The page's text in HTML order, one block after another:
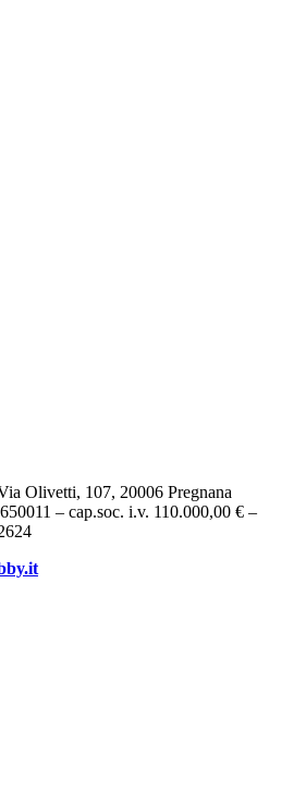
Olivetti, 107, 20006 Pregnana
– cap.soc. i.v. 110.000,00 € –